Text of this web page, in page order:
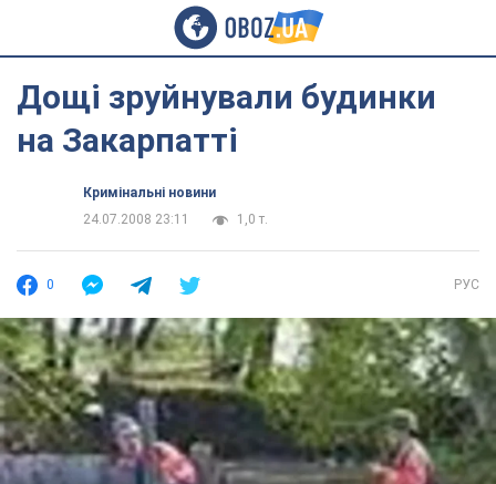
Дощі зруйнували будинки
на Закарпатті
Кримінальні новини
24.07.2008 23:11
1,0 т.
0 РУС